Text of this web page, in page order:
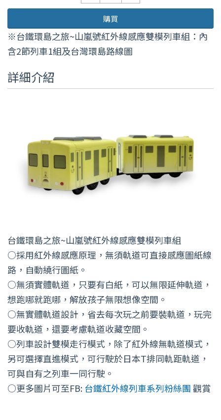
購買
※台鐵環島之旅~山嵐號紅外線感應雙模列車組：內
含2節列車1組及台灣環島路線圖
詳細介紹
台鐵環島之旅~山嵐號紅外線感應雙模列車組
○採用紅外線感應原理，無須軌道可直接感應圖紙線
路，自動繞行圖紙。
○無須實體軌道，只要有白紙，可以無限延伸軌道，
想跑哪就跑哪，解放孩子無限想像空間。
○無實體軌道設計，省去每次玩之前要裝軌道，玩完
要收軌道，還要考慮軌道收藏空間。
○列車設計雙模走行模式，除了紅外線無軌道模式，
另可選擇直進模式，可行駛於日本T排同軌距軌道，
可與自有之列車一同行駛。
○更多圖片可至FB: 台鐵紅外線列車系列粉絲團觀賞